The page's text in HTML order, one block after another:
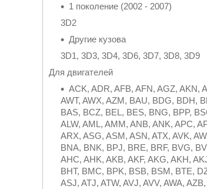
1 поколение (2002 - 2007)
3D2
Другие кузова
3D1, 3D3, 3D4, 3D6, 3D7, 3D8, 3D9
Для двигателей
ACK, ADR, AFB, AFN, AGZ, AKN,
AWT, AWX, AZM, BAU, BDG, BDH,
BAS, BCZ, BEL, BES, BNG, BPP,
ALW, AML, AMM, ANB, ANK, APC,
ARX, ASG, ASM, ASN, ATX, AVK,
BNA, BNK, BPJ, BRE, BRF, BVG,
AHC, AHK, AKB, AKF, AKG, AKH,
BHT, BMC, BPK, BSB, BSM, BTE,
ASJ, ATJ, ATW, AVJ, AVV, AWA,